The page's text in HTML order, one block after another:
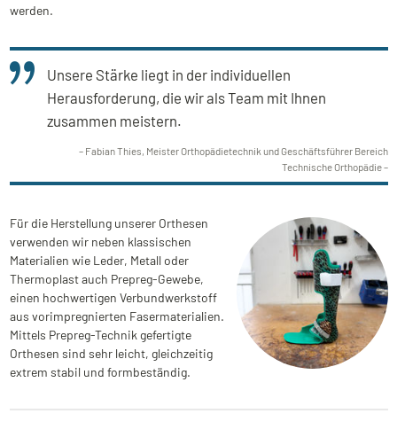
werden.
Unsere Stärke liegt in der individuellen
Herausforderung, die wir als Team mit Ihnen
zusammen meistern.
Fabian Thies, Meister Orthopädietechnik und Geschäftsführer Bereich
Technische Orthopädie
Für die Herstellung unserer Orthesen
verwenden wir neben klassischen
Materialien wie Leder, Metall oder
Thermoplast auch Prepreg-Gewebe,
einen hochwertigen Verbundwerkstoff
aus vorimpregnierten Fasermaterialien.
Mittels Prepreg-Technik gefertigte
Orthesen sind sehr leicht, gleichzeitig
extrem stabil und formbeständig.